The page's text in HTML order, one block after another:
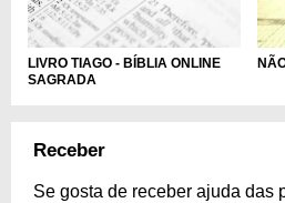
LIVRO TIAGO - BÍBLIA ONLINE
SAGRADA
Receber
Se gosta de receber ajuda das